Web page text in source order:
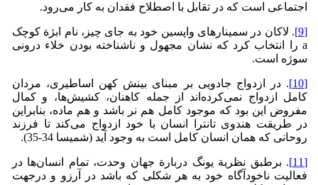
اجتماعی است که در تقابل با اصطلاح فقدان به کار می‌رود.
[9]
. لاکان در سمینارهای واپسین خود به جای چیز، نام ابژة کوچک
a را انتخاب کرد که نشان مجهول و ناشناخته بودن خلاء درونی
سوژه است.
[10]
. در ازدواج جادویی بر مبنای بینش کهن اساطیری، مردان
کامل ازدواج نمی‌کرده‌اند از جمله کاهنان، کشیش‌ها، و کمال
مفروض این بود که موجود کامل هم نر باشد و هم ماده، بنابراین
در طریقت هندوی تانترا انسان با خود ازدواج می‌کند تا فرزند
روحانی که همان انسان کامل است به وجود آید (شمیسا 34-35).
[11]
. برطبق نظریة یونگ دربارة جهان وحدت، تمام انسان‌ها در
فعالیت ناخودآگاه خود به هر شکلی که باشد در آرزو و درجهت